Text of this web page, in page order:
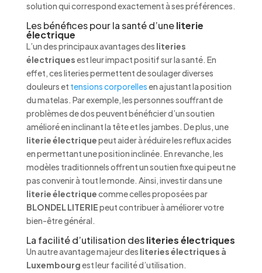
solution qui correspond exactement à ses préférences.
Les bénéfices pour la santé d’uneliterie
électrique
L’un des principaux avantages des literies
électriquesest leur impact positif sur la santé. En
effet, ces literies permettent de soulager diverses
douleurs et tensions corporellesen ajustant la position
du matelas. Par exemple, les personnes souffrant de
problèmes de dos peuvent bénéficier d’un soutien
amélioré en inclinant la tête et les jambes. De plus, une
literie électriquepeut aider à réduire les reflux acides
en permettant une position inclinée. En revanche, les
modèles traditionnels offrent un soutien fixe qui peut ne
pas convenir à tout le monde. Ainsi, investir dans une
literie électriquecomme celles proposées par
BLONDEL LITERIEpeut contribuer à améliorer votre
bien-être général.
La facilité d’utilisation desliteries électriques
Un autre avantage majeur des literies électriques à
Luxembourgest leur facilité d’utilisation.